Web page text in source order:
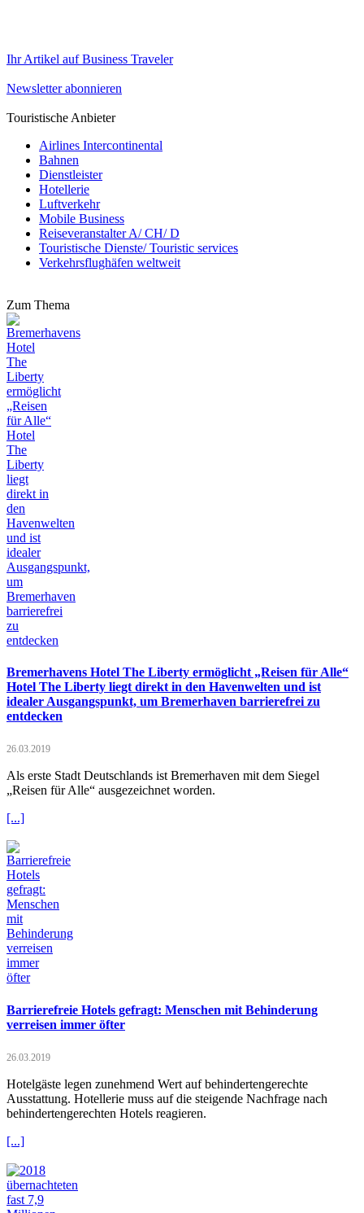
Ihr Artikel auf Business Traveler
Newsletter abonnieren
Touristische Anbieter
Airlines Intercontinental
Bahnen
Dienstleister
Hotellerie
Luftverkehr
Mobile Business
Reiseveranstalter A/ CH/ D
Touristische Dienste/ Touristic services
Verkehrsflughäfen weltweit
Zum Thema
Bremerhavens Hotel The Liberty ermöglicht „Reisen für Alle“
Hotel The Liberty liegt direkt in den Havenwelten und ist
idealer Ausgangspunkt, um Bremerhaven barrierefrei zu
entdecken
26.03.2019
Als erste Stadt Deutschlands ist Bremerhaven mit dem Siegel
„Reisen für Alle“ ausgezeichnet worden.
[...]
Barrierefreie Hotels gefragt: Menschen mit Behinderung
verreisen immer öfter
26.03.2019
Hotelgäste legen zunehmend Wert auf behindertengerechte
Ausstattung. Hotellerie muss auf die steigende Nachfrage nach
behindertengerechten Hotels reagieren.
[...]